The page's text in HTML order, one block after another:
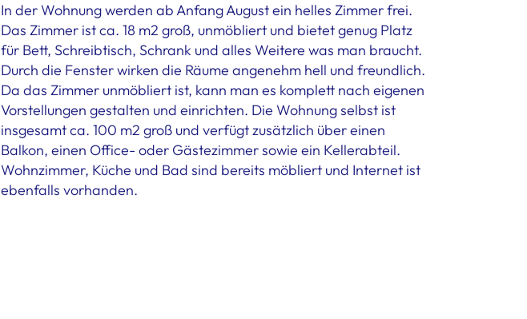
In der Wohnung werden ab Anfang August ein helles Zimmer frei.
Das Zimmer ist ca. 18 m2 groß, unmöbliert und bietet genug Platz
für Bett, Schreibtisch, Schrank und alles Weitere was man braucht.
Durch die Fenster wirken die Räume angenehm hell und freundlich.
Da das Zimmer unmöbliert ist, kann man es komplett nach eigenen
Vorstellungen gestalten und einrichten. Die Wohnung selbst ist
insgesamt ca. 100 m2 groß und verfügt zusätzlich über einen
Balkon, einen Office- oder Gästezimmer sowie ein Kellerabteil.
Wohnzimmer, Küche und Bad sind bereits möbliert und Internet ist
ebenfalls vorhanden.